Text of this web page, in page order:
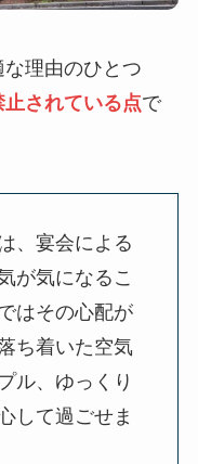
理由のひとつ
されている点で
、宴会による
が気になるこ
はその心配が
ち着いた空気
ル、ゆっくり
して過ごせま